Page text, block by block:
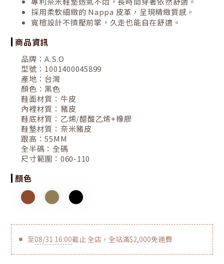
採用柔軟細緻的 Nappa 皮革，呈現精緻質感。
寬楦設計不擠壓前掌，久走也能自在舒適。
商品資訊
品牌：A.S.O
型號： 1001400045899
產地： 台灣
顏色： 黑色
鞋面材質： 牛皮
內裡材質： 豬皮
鞋底材質： 乙烯/醋酸乙烯+橡膠
鞋墊材質： 奈米豬皮
跟高：55MM
全半碼： 全碼
尺寸範圍： 060-110
顏色
至08/31 16:00截止 全店，全站滿$2,000免運費